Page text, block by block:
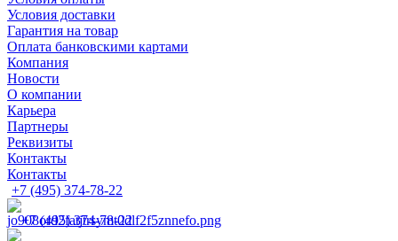
Условия доставки
Гарантия на товар
Оплата банковскими картами
Компания
Новости
О компании
Карьера
Партнеры
Реквизиты
Контакты
Контакты
+7 (495) 374-78-22
+7 (495) 374-78-22